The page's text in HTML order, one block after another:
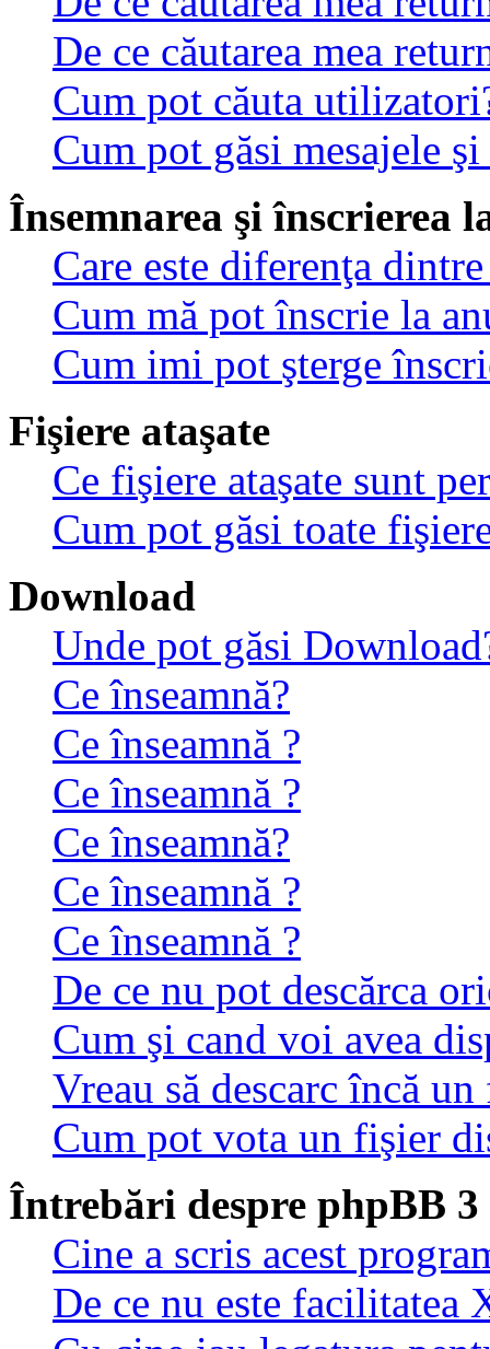
De ce căutarea mea
Cum pot căuta
Cum pot găsi mesajele
Însemnarea şi înscrierea
Care este diferenţa
Cum mă pot înscrie la
Cum imi pot şterge
Fişiere ataşate
Ce fişiere ataşate sunt
Cum pot găsi toate
Download
Unde pot găsi
Ce înseamnă?
Ce înseamnă ?
Ce înseamnă ?
Ce înseamnă?
Ce înseamnă ?
Ce înseamnă ?
De ce nu pot descărca
Cum şi cand voi avea
Vreau să descarc încă
Cum pot vota un fişier
Întrebări despre phpBB 3
Cine a scris acest
De ce nu este facilitatea